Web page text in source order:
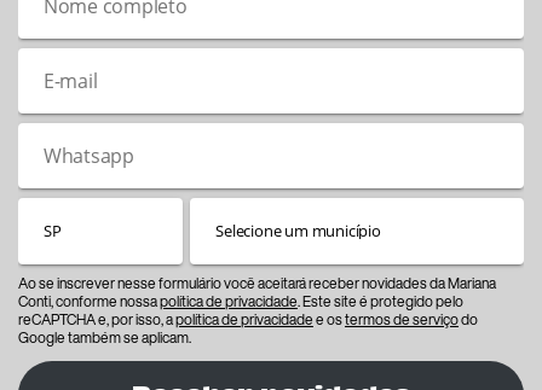
Ao se inscrever nesse formulário você aceitará receber novidades da Mariana
Conti, conforme nossapolítica de privacidade. Este site é protegido pelo
reCAPTCHA e, por isso, apolítica de privacidadee ostermos de serviçodo
Google também se aplicam.